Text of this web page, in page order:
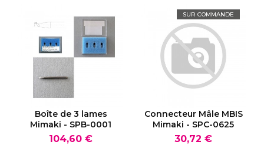
VOIR LE PRODUIT
Boîte de 3 lames
Mimaki - SPB-0001
Prix
104,60 €
SUR COMMANDE
VOIR LE PRODUIT
Connecteur Mâle MBIS
Mimaki - SPC-0625
Prix
30,72 €